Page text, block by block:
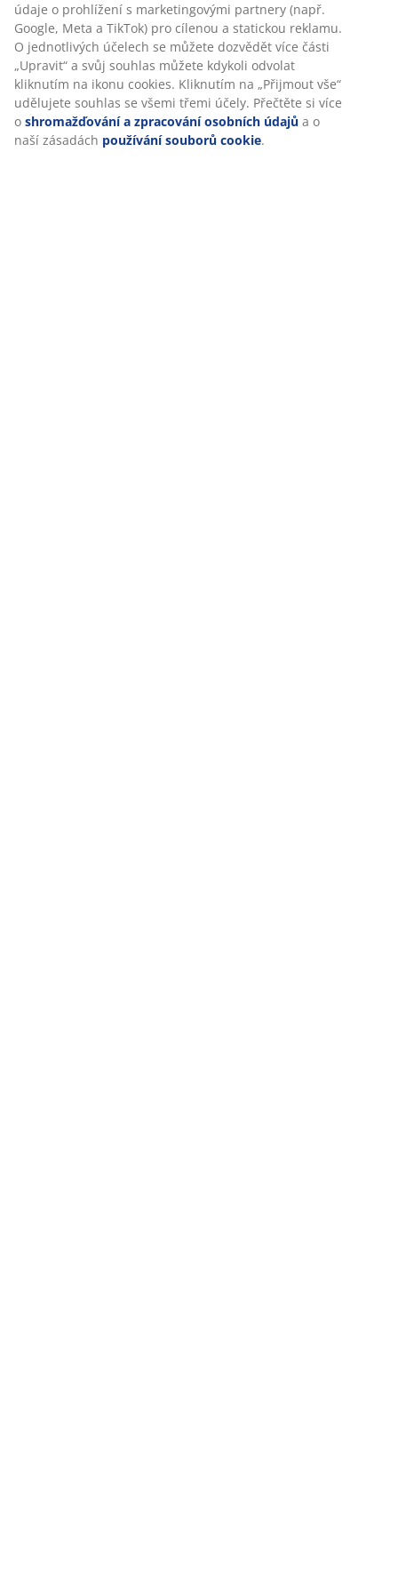
údaje o prohlížení s marketingovými partnery (např.
Google, Meta a TikTok) pro cílenou a statickou reklamu.
O jednotlivých účelech se můžete dozvědět více části
„Upravit“ a svůj souhlas můžete kdykoli odvolat
kliknutím na ikonu cookies. Kliknutím na „Přijmout vše“
udělujete souhlas se všemi třemi účely. Přečtěte si více
o shromažďování a zpracování osobních údajů a o
naší zásadách používání souborů cookie.